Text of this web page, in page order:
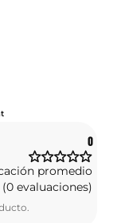
0
promedio
(0 evaluaciones)